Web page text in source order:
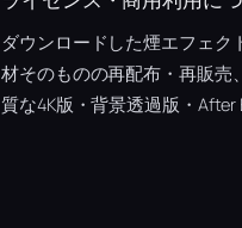
ダウンロードした煙エフェ
材そのものの再配布・再販売
質な4K版・背景透過版・After